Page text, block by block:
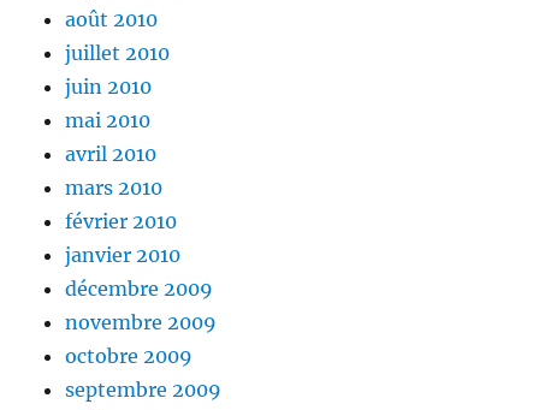
août 2010
juillet 2010
juin 2010
mai 2010
avril 2010
mars 2010
février 2010
janvier 2010
décembre 2009
novembre 2009
octobre 2009
septembre 2009